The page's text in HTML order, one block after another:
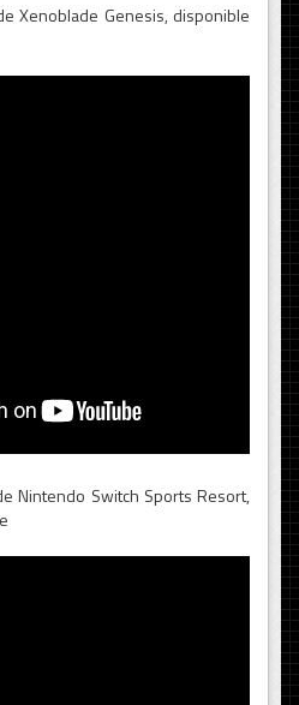
Xenoblade Genesis, disponible
Nintendo Switch Sports Resort,